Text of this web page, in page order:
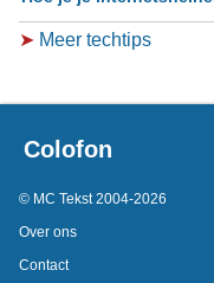
➤ Meer techtips
Colofon
© MC Tekst 2004-2026
Over ons
Contact